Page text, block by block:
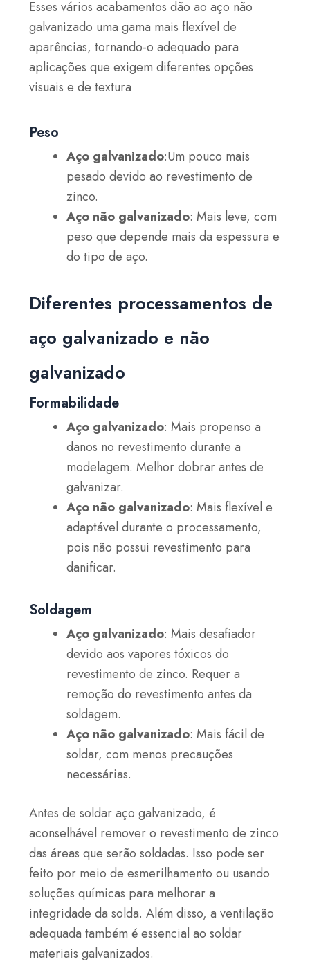
Esses vários acabamentos dão ao aço não
galvanizado uma gama mais flexível de
aparências, tornando-o adequado para
aplicações que exigem diferentes opções
visuais e de textura
Peso
Aço galvanizado:Um pouco mais
pesado devido ao revestimento de
zinco.
Aço não galvanizado: Mais leve, com
peso que depende mais da espessura e
do tipo de aço.
Diferentes processamentos de
aço galvanizado e não
galvanizado
Formabilidade
Aço galvanizado: Mais propenso a
danos no revestimento durante a
modelagem. Melhor dobrar antes de
galvanizar.
Aço não galvanizado: Mais flexível e
adaptável durante o processamento,
pois não possui revestimento para
danificar.
Soldagem
Aço galvanizado: Mais desafiador
devido aos vapores tóxicos do
revestimento de zinco. Requer a
remoção do revestimento antes da
soldagem.
Aço não galvanizado: Mais fácil de
soldar, com menos precauções
necessárias.
Antes de soldar aço galvanizado, é
aconselhável remover o revestimento de zinco
das áreas que serão soldadas. Isso pode ser
feito por meio de esmerilhamento ou usando
soluções químicas para melhorar a
integridade da solda. Além disso, a ventilação
adequada também é essencial ao soldar
materiais galvanizados.